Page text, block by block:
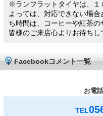
※ランフラットタイヤは、１
よっては、対応できない場
ち時間は、コーヒーや紅茶の
皆様のご来店心よりお待ちし
Facebookコメント一覧
お電
TEL